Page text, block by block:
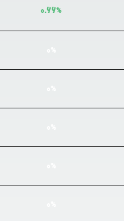
0.66%